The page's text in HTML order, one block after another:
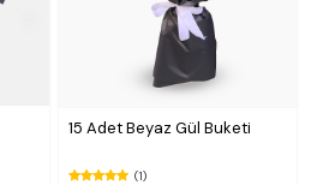
15 Adet Beyaz Gül Buketi
(1)